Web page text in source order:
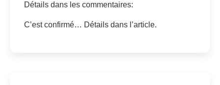
Détails dans les commentaires:
C’est confirmé… Détails dans l’article.